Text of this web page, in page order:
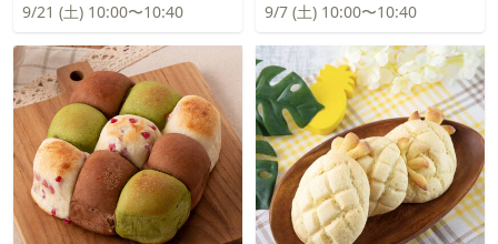
9/21 (土) 10:00〜10:40 9/7 (土) 10:00〜10:40